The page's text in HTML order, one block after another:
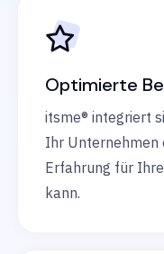
Optimierte
itsme® integriert
Ihr Unternehmen
Erfahrung für
kann.